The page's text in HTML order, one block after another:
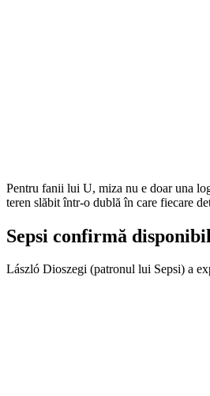
Pentru fanii lui U, miza nu e doar una
teren slăbit într-o dublă în care fiecare
Sepsi confirmă
László Dioszegi (patronul lui Sepsi) a